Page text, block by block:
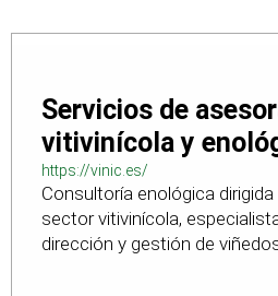
Servicios de
vitivinícola y
https://vinic.es/
Consultoría enológica
sector vitivinícola,
dirección y gestión de